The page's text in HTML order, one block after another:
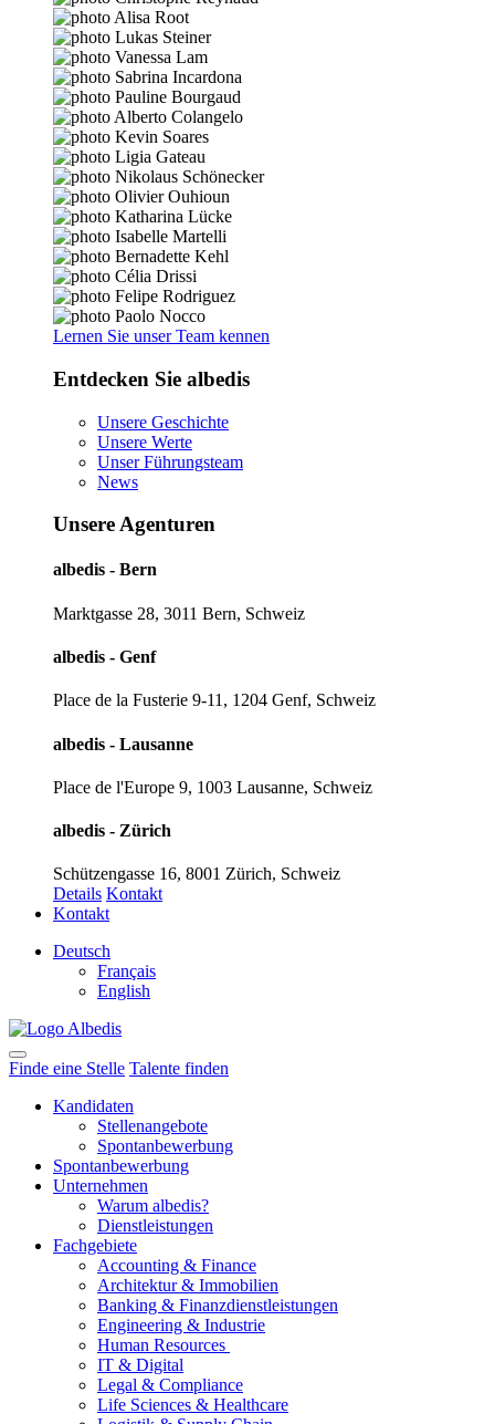
Lernen Sie unser Team kennen
Entdecken Sie albedis
Unsere Geschichte
Unsere Werte
Unser Führungsteam
News
Unsere Agenturen
albedis - Bern
Marktgasse 28, 3011 Bern, Schweiz
albedis - Genf
Place de la Fusterie 9-11, 1204 Genf, Schweiz
albedis - Lausanne
Place de l'Europe 9, 1003 Lausanne, Schweiz
albedis - Zürich
Schützengasse 16, 8001 Zürich, Schweiz
Details Kontakt
Kontakt
Deutsch
Français
English
Finde eine Stelle Talente finden
Kandidaten
Stellenangebote
Spontanbewerbung
Spontanbewerbung
Unternehmen
Warum albedis?
Dienstleistungen
Fachgebiete
Accounting & Finance
Architektur & Immobilien
Banking & Finanzdienstleistungen
Engineering & Industrie
Human Resources
IT & Digital
Legal & Compliance
Life Sciences & Healthcare